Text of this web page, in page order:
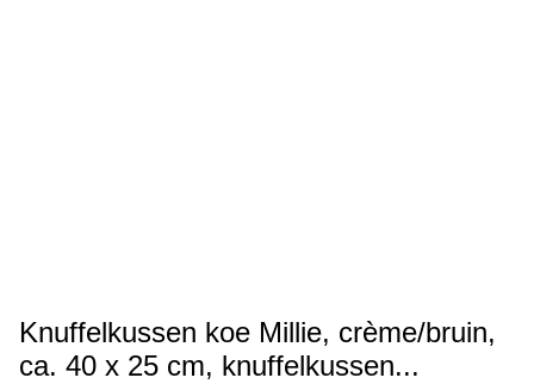
Knuffelkussen koe Millie, crème/bruin,
ca. 40 x 25 cm, knuffelkussen...